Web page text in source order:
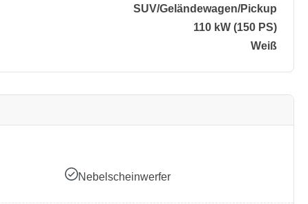
SUV/​Geländewagen/​Pickup
110 kW (150 PS)
Weiß
Nebelscheinwerfer